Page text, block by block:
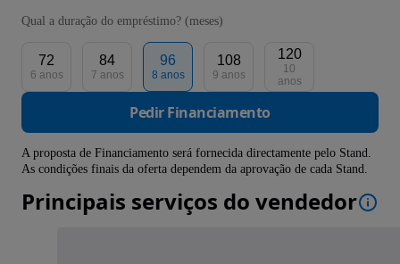
Qual a duração do empréstimo? (meses)
72
6 anos
84
7 anos
96
8 anos
108
9 anos
120
10
anos
Pedir Financiamento
A proposta de Financiamento será fornecida directamente pelo Stand.
As condições finais da oferta dependem da aprovação de cada Stand.
Principais serviços do vendedor